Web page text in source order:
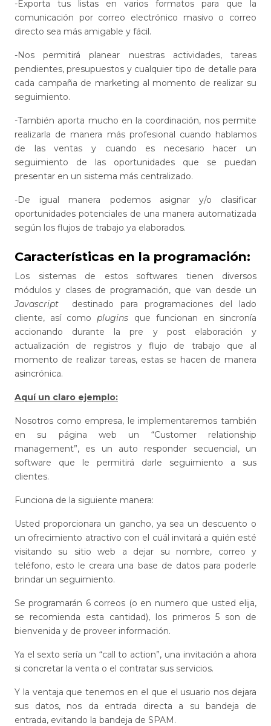
-Exporta tus listas en varios formatos para que la
comunicación por correo electrónico masivo o correo
directo sea más amigable y fácil.
-Nos permitirá planear nuestras actividades, tareas
pendientes, presupuestos y cualquier tipo de detalle para
cada campaña de marketing al momento de realizar su
seguimiento.
-También aporta mucho en la coordinación, nos permite
realizarla de manera más profesional cuando hablamos
de las ventas y cuando es necesario hacer un
seguimiento de las oportunidades que se puedan
presentar en un sistema más centralizado.
-De igual manera podemos asignar y/o clasificar
oportunidades potenciales de una manera automatizada
según los flujos de trabajo ya elaborados.
Características en la programación:
Los sistemas de estos softwares tienen diversos
módulos y clases de programación, que van desde un
Javascript destinado para programaciones del lado
cliente, así comoplugins que funcionan en sincronía
accionando durante la pre y post elaboración y
actualización de registros y flujo de trabajo que al
momento de realizar tareas, estas se hacen de manera
asincrónica.
Aquí un claro ejemplo:
Nosotros como empresa, le implementaremos también
en su página web un “Customer relationship
management”, es un auto responder secuencial, un
software que le permitirá darle seguimiento a sus
clientes.
Funciona de la siguiente manera:
Usted proporcionara un gancho, ya sea un descuento o
un ofrecimiento atractivo con el cuál invitará a quién esté
visitando su sitio web a dejar su nombre, correo y
teléfono, esto le creara una base de datos para poderle
brindar un seguimiento.
Se programarán 6 correos (o en numero que usted elija,
se recomienda esta cantidad), los primeros 5 son de
bienvenida y de proveer información.
Ya el sexto sería un “call to action”, una invitación a ahora
si concretar la venta o el contratar sus servicios.
Y la ventaja que tenemos en el que el usuario nos dejara
sus datos, nos da entrada directa a su bandeja de
entrada, evitando la bandeja de SPAM.